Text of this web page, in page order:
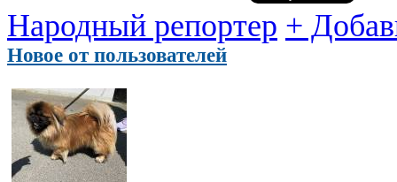
Народный репортер +
Новое от пользователей